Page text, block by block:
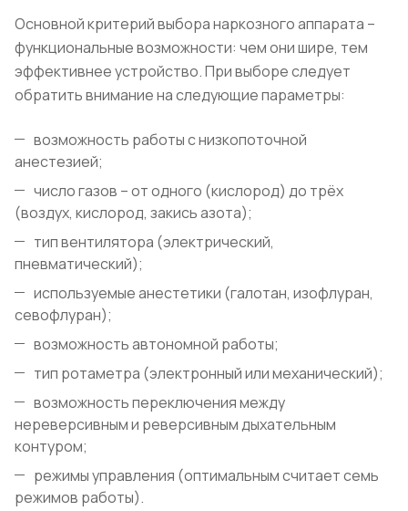
Основной критерий выбора наркозного аппарата –
функциональные возможности: чем они шире, тем
эффективнее устройство. При выборе следует
обратить внимание на следующие параметры:
возможность работы с низкопоточной
анестезией;
число газов – от одного (кислород) до трёх
(воздух, кислород, закись азота);
тип вентилятора (электрический,
пневматический);
используемые анестетики (галотан, изофлуран,
севофлуран);
возможность автономной работы;
тип ротаметра (электронный или механический);
возможность переключения между
нереверсивным и реверсивным дыхательным
контуром;
режимы управления (оптимальным считает семь
режимов работы).